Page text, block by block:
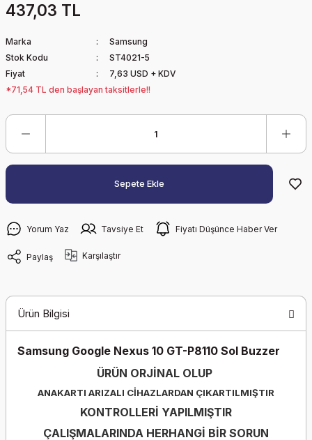
437,03 TL
Marka
Samsung
Stok Kodu
ST4021-5
Fiyat
7,63 USD + KDV
*71,54 TL den başlayan taksitlerle!!
Sepete Ekle
Yorum Yaz Tavsiye Et Fiyatı Düşünce Haber Ver
Paylaş Karşılaştır
Ürün Bilgisi
Samsung Google Nexus 10 GT-P8110 Sol Buzzer
ÜRÜN ORJİNAL OLUP
ANAKARTI ARIZALI CİHAZLARDAN ÇIKARTILMIŞTIR
KONTROLLERİ YAPILMIŞTIR
ÇALIŞMALARINDA HERHANGİ BİR SORUN